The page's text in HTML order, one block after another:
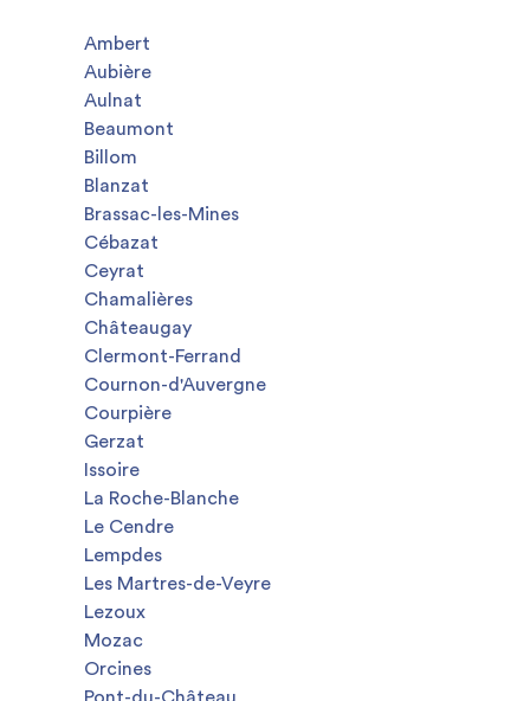
Ambert
Aubière
Aulnat
Beaumont
Billom
Blanzat
Brassac-les-Mines
Cébazat
Ceyrat
Chamalières
Châteaugay
Clermont-Ferrand
Cournon-d'Auvergne
Courpière
Gerzat
Issoire
La Roche-Blanche
Le Cendre
Lempdes
Les Martres-de-Veyre
Lezoux
Mozac
Orcines